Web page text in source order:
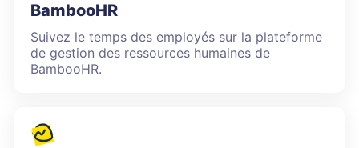
BambooHR
Suivez le temps des employés sur la plateforme
de gestion des ressources humaines de
BambooHR.